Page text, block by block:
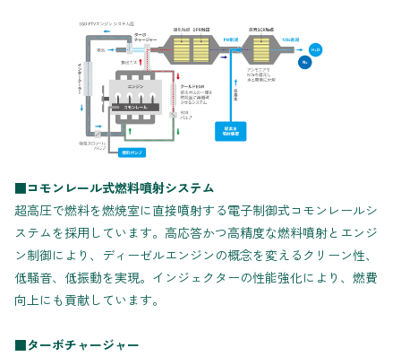
■コモンレール式燃料噴射システム
超高圧で燃料を燃焼室に直接噴射する電子制御式コモンレールシ
ステムを採用しています。高応答かつ高精度な燃料噴射とエンジ
ン制御により、ディーゼルエンジンの概念を変えるクリーン性、
低騒音、低振動を実現。インジェクターの性能強化により、燃費
向上にも貢献しています。
■ターボチャージャー